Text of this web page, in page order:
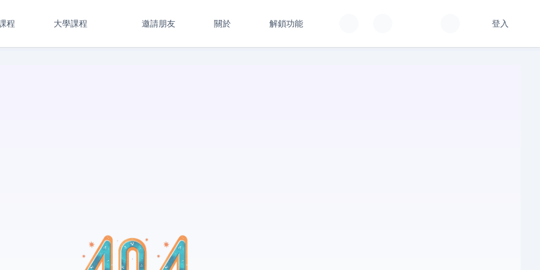
程 大學課程 邀請朋友 關於 解鎖功能 登入